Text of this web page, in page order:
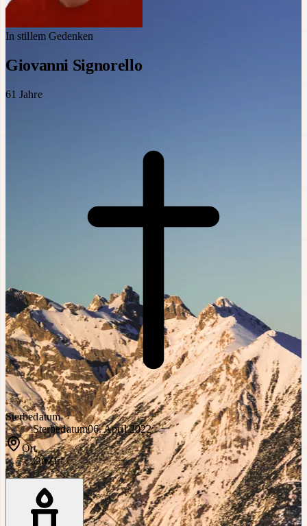
In stillem Gedenken
Giovanni Signorello
61 Jahre
Sterbedatum
Sterbedatum06. April 2022
Ort
OrtZirl